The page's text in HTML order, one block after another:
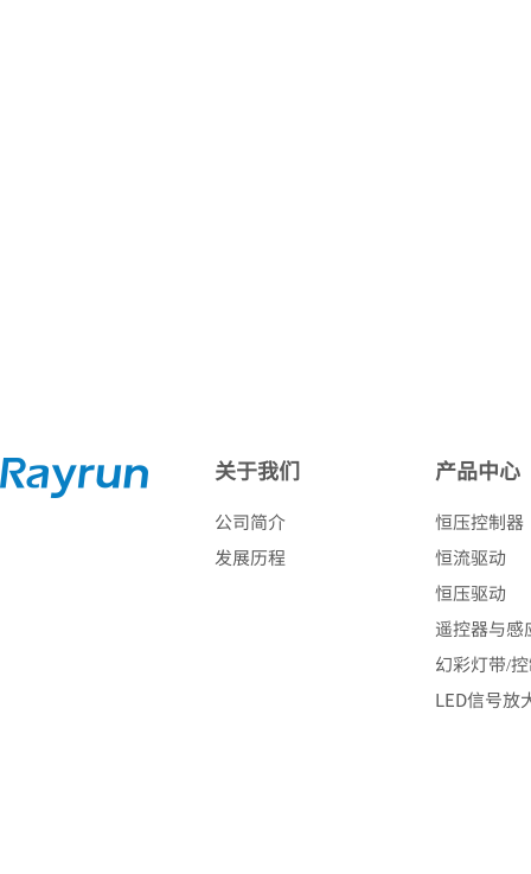
关于我们
公司简介
发展历程
产品中心
恒压控制器
恒流驱动
恒压驱动
遥控器与感
幻彩灯带/
LED信号放